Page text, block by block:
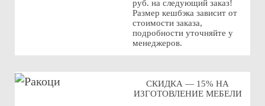
руб. на следующий заказ!
Размер кешбэка зависит от
стоимости заказа,
подробности уточняйте у
менеджеров.
СКИДКА — 15% НА
ИЗГОТОВЛЕНИЕ МЕБЕЛИ